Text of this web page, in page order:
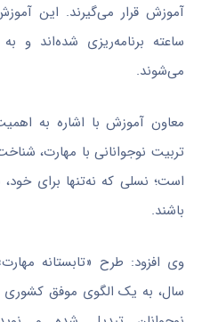
ساعته برنامه‌ریزی شده‌اند و
می‌شوند.
معاون آموزش با اشاره به
تربیت نوجوانانی با مهارت،
است؛ نسلی که نه‌تنها برای خود،
باشند.
وی افزود: طرح «تابستانه
سال، به یک الگوی موفق کشوری